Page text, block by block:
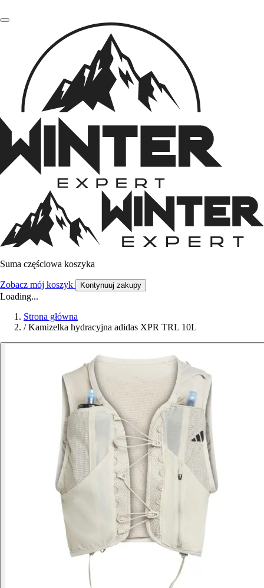
Suma częściowa koszyka
Zobacz mój koszyk Kontynuuj zakupy
Loading...
Strona główna
/ Kamizelka hydracyjna adidas XPR TRL 10L